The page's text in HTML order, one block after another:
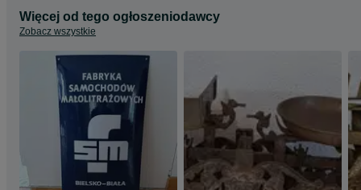
Więcej od tego ogłoszeniodawcy
Zobacz wszystkie